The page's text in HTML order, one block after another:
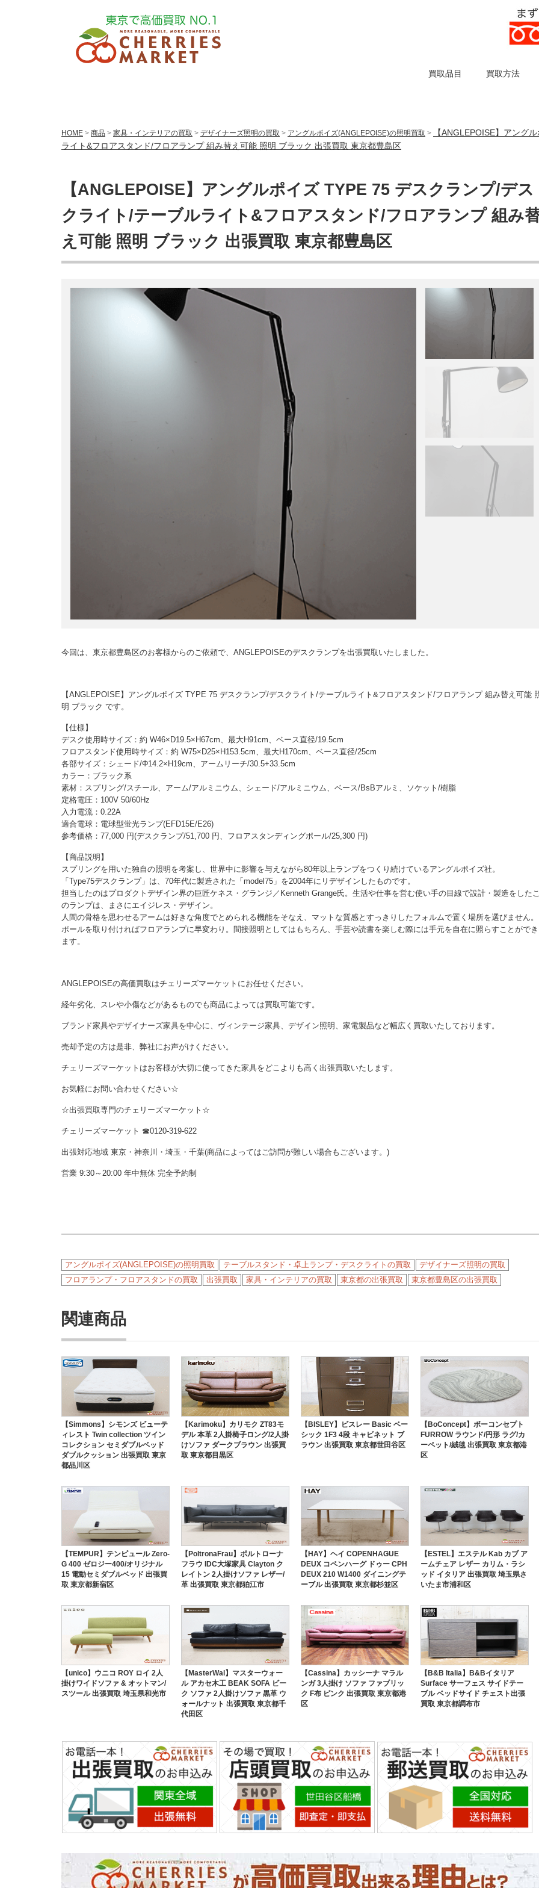
買取品目 買取方法
HOME > 商品 > 家具・インテリアの買取 > デザイナーズ照明の買取 > アングルポイズ(ANGLEPOISE)の照明買取 >
【ANGLEPOISE】アング
ライト&フロアスタンド/フロアランプ 組み替え可能 照明 ブラック 出張買取 東京都豊島区
【ANGLEPOISE】アングルポイズ TYPE 75 デスクランプ/デス
クライト/テーブルライト&フロアスタンド/フロアランプ 組み
え可能 照明 ブラック 出張買取 東京都豊島区
今回は、東京都豊島区のお客様からのご依頼で、ANGLEPOISEのデスクランプを出張買取いたしました。
【ANGLEPOISE】アングルポイズ TYPE 75 デスクランプ/デスクライト/テーブルライト&フロアスタンド/フロアランプ 組み替え可能
明 ブラック です。
【仕様】
デスク使用時サイズ：約 W46×D19.5×H67cm、最大H91cm、ベース直径/19.5cm
フロアスタンド使用時サイズ：約 W75×D25×H153.5cm、最大H170cm、ベース直径/25cm
各部サイズ：シェード/Φ14.2×H19cm、アームリーチ/30.5+33.5cm
カラー：ブラック系
素材：スプリング/スチール、アーム/アルミニウム、シェード/アルミニウム、ベース/BsBアルミ、ソケット/樹脂
定格電圧：100V 50/60Hz
入力電流：0.22A
適合電球：電球型蛍光ランプ(EFD15E/E26)
参考価格：77,000 円(デスクランプ/51,700 円、フロアスタンディングポール/25,300 円)
【商品説明】
スプリングを用いた独自の照明を考案し、世界中に影響を与えながら80年以上ランプをつくり続けているアングルポイズ社。
「Type75デスクランプ」は、70年代に製造された「model75」を2004年にリデザインしたものです。
担当したのはプロダクトデザイン界の巨匠ケネス・グランジ／Kenneth Grange氏。生活や仕事を営む使い手の目線で設計・製造をした
のランプは、まさにエイジレス・デザイン。
人間の骨格を思わせるアームは好きな角度でとめられる機能をそなえ、マットな質感とすっきりしたフォルムで置く場所を選びません。
ポールを取り付ければフロアランプに早変わり。間接照明としてはもちろん、手芸や読書を楽しむ際には手元を自在に照らすことができ
ます。
ANGLEPOISEの高価買取はチェリーズマーケットにお任せください。
経年劣化、スレや小傷などがあるものでも商品によっては買取可能です。
ブランド家具やデザイナーズ家具を中心に、ヴィンテージ家具、デザイン照明、家電製品など幅広く買取いたしております。
売却予定の方は是非、弊社にお声がけください。
チェリーズマーケットはお客様が大切に使ってきた家具をどこよりも高く出張買取いたします。
お気軽にお問い合わせください☆
☆出張買取専門のチェリーズマーケット☆
チェリーズマーケット ☎︎0120-319-622
出張対応地域 東京・神奈川・埼玉・千葉(商品によってはご訪問が難しい場合もございます。)
営業 9:30～20:00 年中無休 完全予約制
アングルポイズ(ANGLEPOISE)の照明買取 テーブルスタンド・卓上ランプ・デスクライトの買取
デザイナーズ照明の買取
フロアランプ・フロアスタンドの買取
出張買取 家具・インテリアの買取 東京都の出張買取 東京都豊島区の出張買取
関連商品
【Simmons】シモンズ ビューテ
ィレスト Twin collection ツイン
コレクション セミダブルベッド
ダブルクッション 出張買取 東京
都品川区
【Karimoku】カリモク ZT83モ
デル 本革 2人掛椅子ロング/2人掛
けソファ ダークブラウン 出張買
取 東京都目黒区
【BISLEY】ビスレー Basic ベー
シック 1F3 4段 キャビネット ブ
ラウン 出張買取 東京都世田谷区
【BoConcept】ボーコンセプト
FURROW ラウンド/円形 ラグ/カ
ーペット/絨毯 出張買取 東京都港
区
【TEMPUR】テンピュール Zero-
G 400 ゼロジー400/オリジナル
15 電動セミダブルベッド 出張買
取 東京都新宿区
【PoltronaFrau】ポルトローナ
フラウ IDC大塚家具 Clayton ク
レイトン 2人掛けソファ レザー/
革 出張買取 東京都狛江市
【HAY】ヘイ COPENHAGUE
DEUX コペンハーグ ドゥー CPH
DEUX 210 W1400 ダイニングテ
ーブル 出張買取 東京都杉並区
【ESTEL】エステル Kab カブ ア
ームチェア レザー カリム・ラシ
ッド イタリア 出張買取 埼玉県さ
いたま市浦和区
【unico】ウニコ ROY ロイ 2人
掛けワイドソファ & オットマン/
スツール 出張買取 埼玉県和光市
【MasterWal】マスターウォー
ル アカセ木工 BEAK SOFA ビー
ク ソファ 2人掛けソファ 黒革 ウ
ォールナット 出張買取 東京都千
代田区
【Cassina】カッシーナ マラル
ンガ 3人掛け ソファ ファブリッ
ク F布 ピンク 出張買取 東京都港
区
【B&B Italia】B&Bイタリア
Surface サーフェス サイドテー
ブル ベッドサイド チェスト出張
買取 東京都調布市